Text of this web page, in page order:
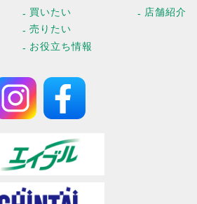
買いたい
売りたい
お役立ち情報
店舗紹介